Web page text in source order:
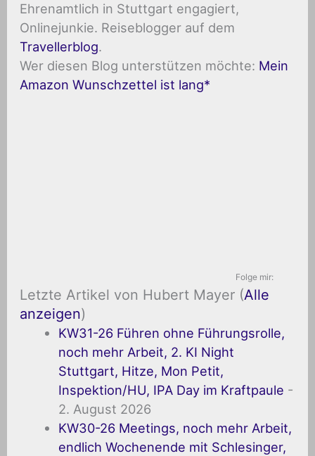
Ehrenamtlich in Stuttgart engagiert,
Onlinejunkie. Reiseblogger auf dem
Travellerblog.
Wer diesen Blog unterstützen möchte: Mein
Amazon Wunschzettel ist lang
Folge mir:
Letzte Artikel von Hubert Mayer (Alle
anzeigen)
KW31-26 Führen ohne Führungsrolle,
noch mehr Arbeit, 2. KI Night
Stuttgart, Hitze, Mon Petit,
Inspektion/HU, IPA Day im Kraftpaule -
2. August 2026
KW30-26 Meetings, noch mehr Arbeit,
endlich Wochenende mit Schlesinger,